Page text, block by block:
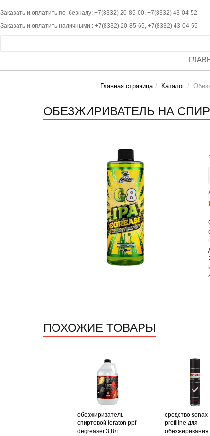
Заказать и оплатить по безналу: +7(8332) 20-85-00, +7(8332) 43-04-52
Заказать и оплатить наличными : +7(8332) 20-85-65, +7(8332) 43-04-55
Главная страница Каталог
ОБЕЗЖИРИВАТЕЛЬ НА
ПОХОЖИЕ ТОВАРЫ
обезжириватель
спиртовой leraton ppf
degreaser 3,8л
средство sonax
profiline для
обезжиривания